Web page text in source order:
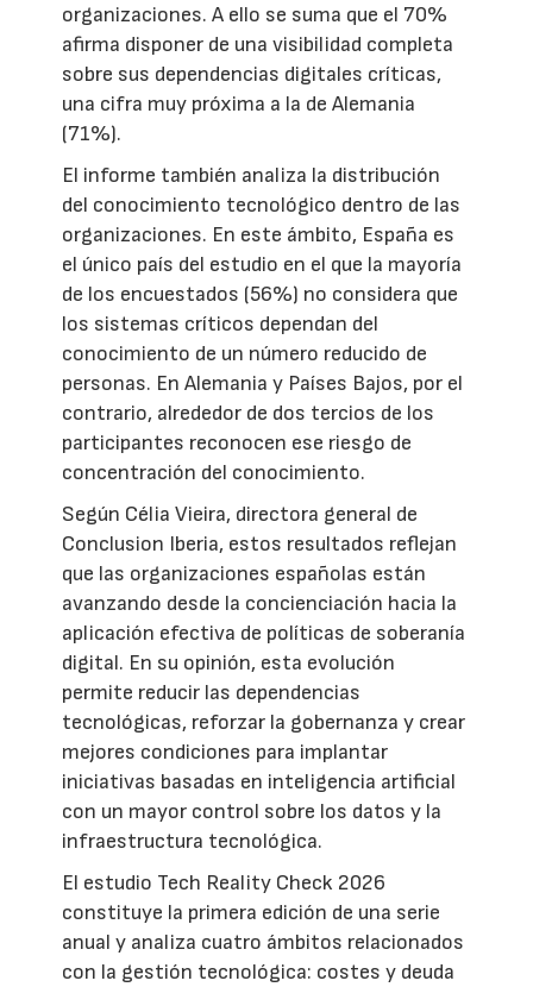
organizaciones. A ello se suma que el 70%
afirma disponer de una visibilidad completa
sobre sus dependencias digitales críticas,
una cifra muy próxima a la de Alemania
(71%).
El informe también analiza la distribución
del conocimiento tecnológico dentro de las
organizaciones. En este ámbito, España es
el único país del estudio en el que la mayoría
de los encuestados (56%) no considera que
los sistemas críticos dependan del
conocimiento de un número reducido de
personas. En Alemania y Países Bajos, por el
contrario, alrededor de dos tercios de los
participantes reconocen ese riesgo de
concentración del conocimiento.
Según Célia Vieira, directora general de
Conclusion Iberia, estos resultados reflejan
que las organizaciones españolas están
avanzando desde la concienciación hacia la
aplicación efectiva de políticas de soberanía
digital. En su opinión, esta evolución
permite reducir las dependencias
tecnológicas, reforzar la gobernanza y crear
mejores condiciones para implantar
iniciativas basadas en inteligencia artificial
con un mayor control sobre los datos y la
infraestructura tecnológica.
El estudio Tech Reality Check 2026
constituye la primera edición de una serie
anual y analiza cuatro ámbitos relacionados
con la gestión tecnológica: costes y deuda